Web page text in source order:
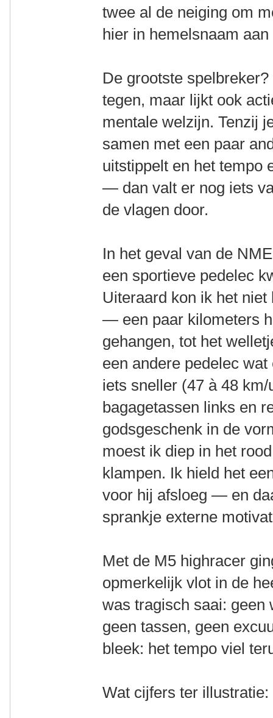
twee al de neiging om
hier in hemelsnaam
De grootste
tegen, maar lijkt ook
mentale welzijn. Tenzij
samen met een paar
uitstippelt en het tempo
— dan valt er nog iets
de vlagen door.
In het geval van de
een sportieve pedelec
Uiteraard kon ik het
— een paar kilometers
gehangen, tot het
een andere pedelec
iets sneller (47 à 48
bagagetassen links en
godsgeschenk in de
moest ik diep in het
klampen. Ik hield het
voor hij afsloeg — en
sprankje externe
Met de M5 highracer
opmerkelijk vlot in de
was tragisch saai: geen
geen tassen, geen
bleek: het tempo viel
Wat cijfers ter illustratie: